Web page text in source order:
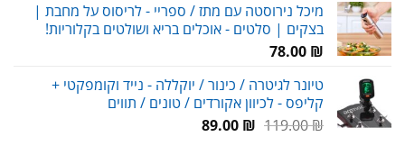
היה:
38.00 ₪.
הוא:
29.00 ₪.
מיכל נירוסטה עם מתז / ספריי - לריסוס על מחבת |
בצקים | סלטים - אוכלים בריא ושולטים בקלוריות!
78.00 ₪
טיונר לגיטרה / כינור / יוקללה - נייד וקומפקטי +
קליפס - לכיוון אקורדים / טונים / תווים
119.00₪
המחיר89.00 ₪
המחיר